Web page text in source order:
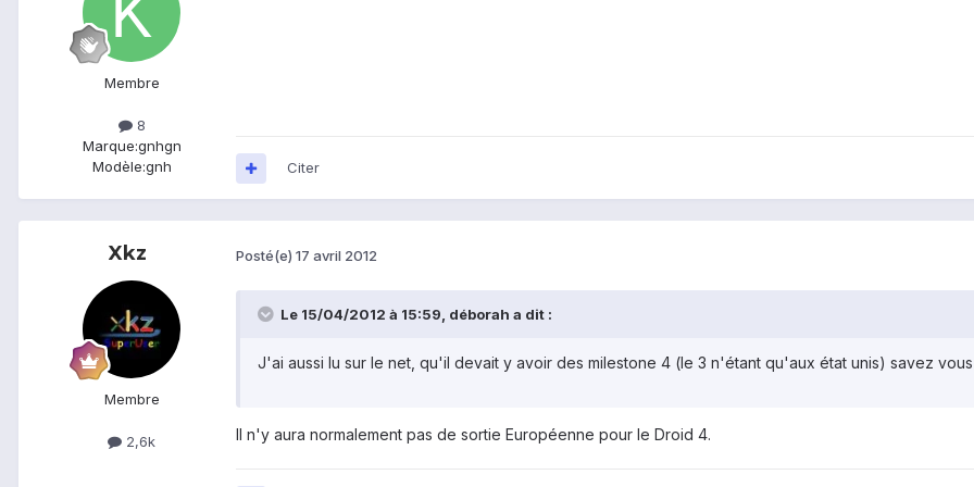
Membre
8
Marque:gnhgn
Modèle:gnh Citer
Xkz
Membre
2,6k
Posté(e) 17 avril 2012
Le 15/04/2012 à 15:59, déborah a dit :
J'ai aussi lu sur le net, qu'il devait y avoir des milestone 4 (le 3 n'étant qu'aux état unis) savez
Il n'y aura normalement pas de sortie Européenne pour le Droid 4.